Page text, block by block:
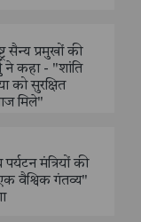
सैन्य प्रमुखों की
ने कहा - "शांति
को सुरक्षित
मिले"
मंत्रियों की
वैश्विक गंतव्य"